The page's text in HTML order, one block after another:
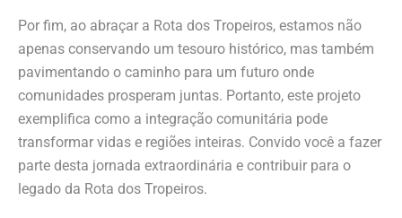
Por fim, ao abraçar a Rota dos Tropeiros, estamos não
apenas conservando um tesouro histórico, mas também
pavimentando o caminho para um futuro onde
comunidades prosperam juntas. Portanto, este projeto
exemplifica como a integração comunitária pode
transformar vidas e regiões inteiras. Convido você a fazer
parte desta jornada extraordinária e contribuir para o
legado da Rota dos Tropeiros.